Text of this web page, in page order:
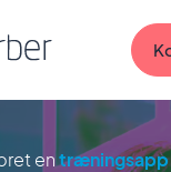
entræningsapp